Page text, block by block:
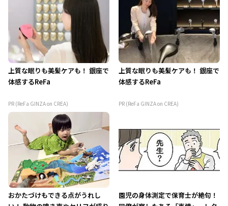
上質な眠りも美髪ケアも！ 銀座で
体感するReFa
PR (ReFa GINZA on CREA)
上質な眠りも美髪ケアも！ 銀座で
体感するReFa
PR (ReFa GINZA on CREA)
おかたづけもできる点がうれし
園児の身体測定で保育士が絶句！